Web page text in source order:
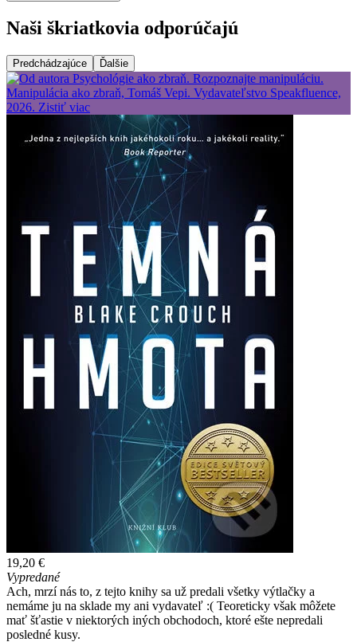
Naši škriatkovia odporúčajú
Predchádzajúce Ďalšie
19,20 €
Vypredané
Ach, mrzí nás to, z tejto knihy sa už predali všetky výtlačky a
nemáme ju na sklade my ani vydavateľ :( Teoreticky však môžete
mať šťastie v niektorých iných obchodoch, ktoré ešte nepredali
posledné kusy.